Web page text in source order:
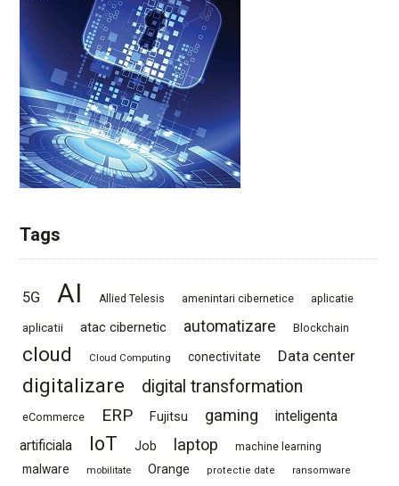
Tags
5G AI Allied Telesis amenintari cibernetice aplicatie
aplicatii atac cibernetic automatizare Blockchain
cloud Cloud Computing conectivitate Data center
digitalizare digital transformation
eCommerce ERP Fujitsu gaming
inteligenta
artificiala
IoT Job laptop machine learning
malware mobilitate Orange protectie date ransomware